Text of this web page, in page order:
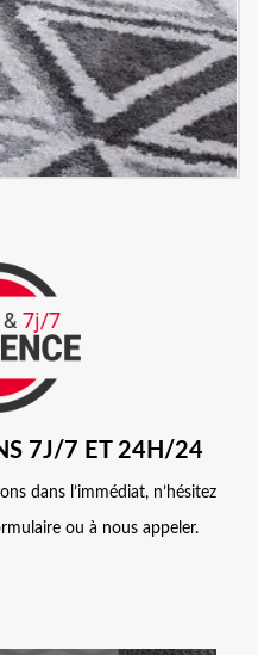
7J/7 ET 24H/24
dans l’immédiat, n’hésitez
ou à nous appeler.